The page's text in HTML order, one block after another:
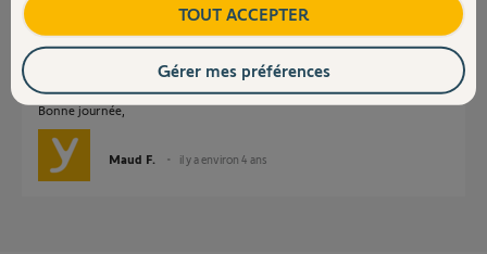
Si vous souhaitez le remplacer, vous pouvez, en effet, le commander sur
viens de vous envoyer un mail.
Bonne journée,
Maud F. il y a environ 4 ans
TOUT ACCEPTER
Gérer mes préférences